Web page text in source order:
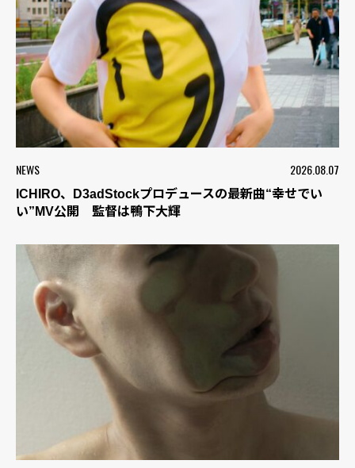
NEWS 2026.08.07
ICHIRO、D3adStockプロデュースの最新曲“幸せでい
い”MV公開 監督は鴨下大輝